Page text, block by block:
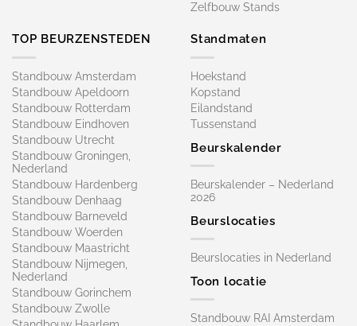
Zelfbouw Stands
TOP BEURZENSTEDEN
Standbouw Amsterdam
Standbouw Apeldoorn
Standbouw Rotterdam
Standbouw Eindhoven
Standbouw Utrecht
Standbouw Groningen,
Nederland
Standbouw Hardenberg
Standbouw Denhaag
Standbouw Barneveld
Standbouw Woerden
Standbouw Maastricht
Standbouw Nijmegen,
Nederland
Standbouw Gorinchem
Standbouw Zwolle
Standmaten
Hoekstand
Kopstand
Eilandstand
Tussenstand
Beurskalender
Beurskalender – Nederland
2026
Beurslocaties
Beurslocaties in Nederland
Toon locatie
Standbouw RAI Amsterdam